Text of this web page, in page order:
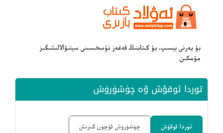
بۇ يەرنى بېسىپ، بۇ كىتابنىڭ قەغەز نۇسخىسىنى سېتىۋالالىشىڭىز
مۇمكىن
توردا ئوقۇش ۋە چۈشۈرۈش
توردا ئوقۇش چۈشۈرۈش ئۈچۈن كىرىش